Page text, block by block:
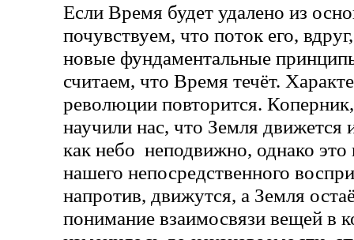
Если Время будет удалено из
почувствуем, что поток его,
новые фундаментальные
считаем, что Время течёт.
революции повторится.
научили нас, что Земля движется
как небо неподвижно, однако
нашего непосредственного
напротив, движутся, а Земля
понимание взаимосвязи вещей в